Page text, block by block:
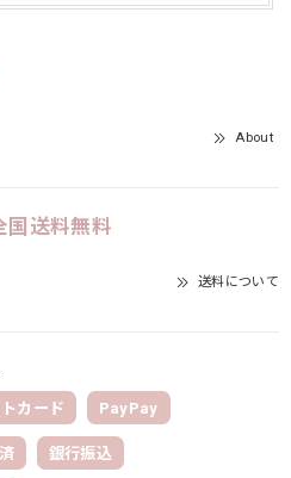
About
国送料無料
送料について
カード PayPay
銀行振込